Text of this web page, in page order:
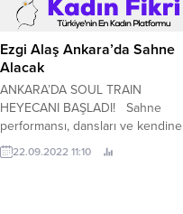
Ezgi Alaş Ankara’da Sahne
Alacak
ANKARA’DA SOUL TRAIN
HEYECANI BAŞLADI! Sahne
performansı, dansları ve kendine
has ses tonuyla adından sıkça
bahsettiren Ezgi Alaş, 28 Eylül
22.09.2022 11:10